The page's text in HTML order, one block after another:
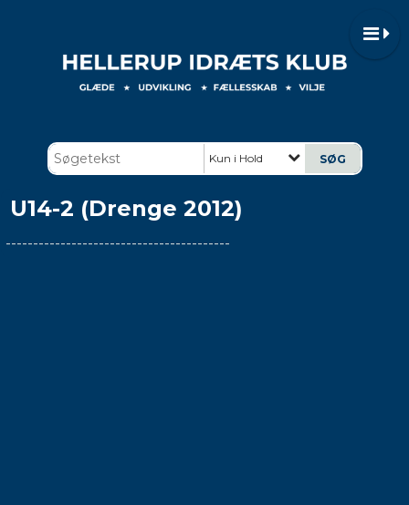
Kun i Hold
U14-2 (Drenge 2012)
-----------------------------------------